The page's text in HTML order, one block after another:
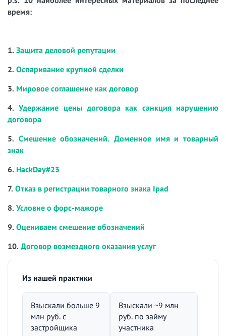
время:
1. Защита деловой репутации
2. Оспаривание крупной сделки
3. Мировое соглашение как договор
4.Удержание цены договора как санкция нарушению
договора
5. Смешение обозначений. Доменное имя и товарный
знак
6. HackDay#23
7. Отказ в регистрации товарного знака Ipad
8. Условие о форс-мажоре
9. Оцениваем смешение обозначений
10. Договор возмездного оказания услуг
Из нашей практики
Взыскали больше 9
млн руб. с
застройщика
Взыскали ~9 млн
руб. по займу
участника